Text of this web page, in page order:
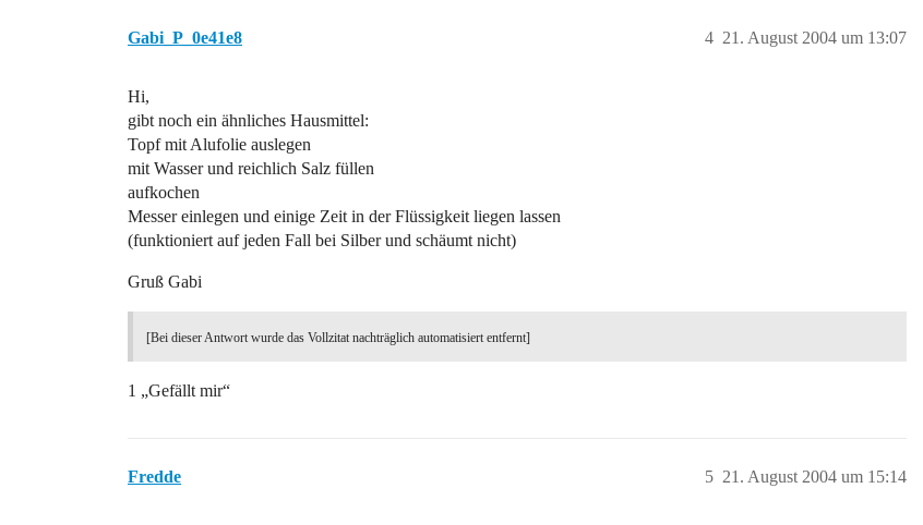
Gabi_P_0e41e8 21. August 2004 um 13:07
4
Hi,
gibt noch ein ähnliches Hausmittel:
Topf mit Alufolie auslegen
mit Wasser und reichlich Salz füllen
aufkochen
Messer einlegen und einige Zeit in der Flüssigkeit liegen lassen
(funktioniert auf jeden Fall bei Silber und schäumt nicht)
Gruß Gabi
[Bei dieser Antwort wurde das Vollzitat nachträglich automatisiert entfernt]
1 „Gefällt mir“
Fredde 21. August 2004 um 15:14
5